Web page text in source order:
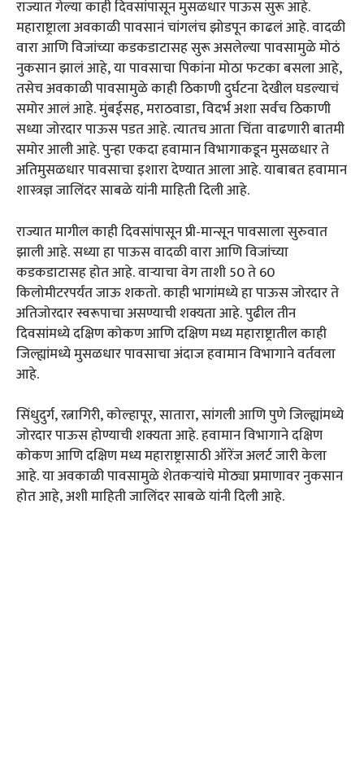
राज्यात गेल्या काही दिवसांपासून मुसळधार पाऊस सुरू आहे.
महाराष्ट्राला अवकाळी पावसानं चांगलंच झोडपून काढलं आहे. वादळी
वारा आणि विजांच्या कडकडाटासह सुरू असलेल्या पावसामुळे मोठं
नुकसान झालं आहे, या पावसाचा पिकांना मोठा फटका बसला आहे,
तसेच अवकाळी पावसामुळे काही ठिकाणी दुर्घटना देखील घडल्याचं
समोर आलं आहे. मुंबईसह, मराठवाडा, विदर्भ अशा सर्वच ठिकाणी
सध्या जोरदार पाऊस पडत आहे. त्यातच आता चिंता वाढणारी बातमी
समोर आली आहे. पुन्हा एकदा हवामान विभागाकडून मुसळधार ते
अतिमुसळधार पावसाचा इशारा देण्यात आला आहे. याबाबत हवामान
शास्त्रज्ञ जालिंदर साबळे यांनी माहिती दिली आहे.
राज्यात मागील काही दिवसांपासून प्री-मान्सून पावसाला सुरुवात
झाली आहे. सध्या हा पाऊस वादळी वारा आणि विजांच्या
कडकडाटासह होत आहे. वाऱ्याचा वेग ताशी 50 ते 60
किलोमीटरपर्यंत जाऊ शकतो. काही भागांमध्ये हा पाऊस जोरदार ते
अतिजोरदार स्वरूपाचा असण्याची शक्यता आहे. पुढील तीन
दिवसांमध्ये दक्षिण कोकण आणि दक्षिण मध्य महाराष्ट्रातील काही
जिल्ह्यांमध्ये मुसळधार पावसाचा अंदाज हवामान विभागाने वर्तवला
आहे.
सिंधुदुर्ग, रत्नागिरी, कोल्हापूर, सातारा, सांगली आणि पुणे जिल्ह्यांमध्ये
जोरदार पाऊस होण्याची शक्यता आहे. हवामान विभागाने दक्षिण
कोकण आणि दक्षिण मध्य महाराष्ट्रासाठी ऑरेंज अलर्ट जारी केला
आहे. या अवकाळी पावसामुळे शेतकऱ्यांचे मोठ्या प्रमाणावर नुकसान
होत आहे, अशी माहिती जालिंदर साबळे यांनी दिली आहे.